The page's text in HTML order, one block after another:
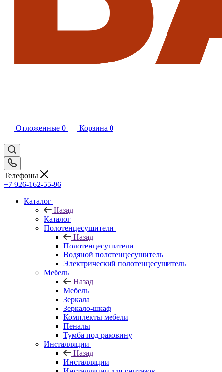
Отложенные 0 Корзина 0
Телефоны
+7 926-162-55-96
Каталог
Назад
Каталог
Полотенцесушители
Назад
Полотенцесушители
Водяной полотенцесушитель
Электрический полотенцесушитель
Мебель
Назад
Мебель
Зеркала
Зеркало-шкаф
Комплекты мебели
Пеналы
Тумба под раковину
Инсталляции
Назад
Инсталляции